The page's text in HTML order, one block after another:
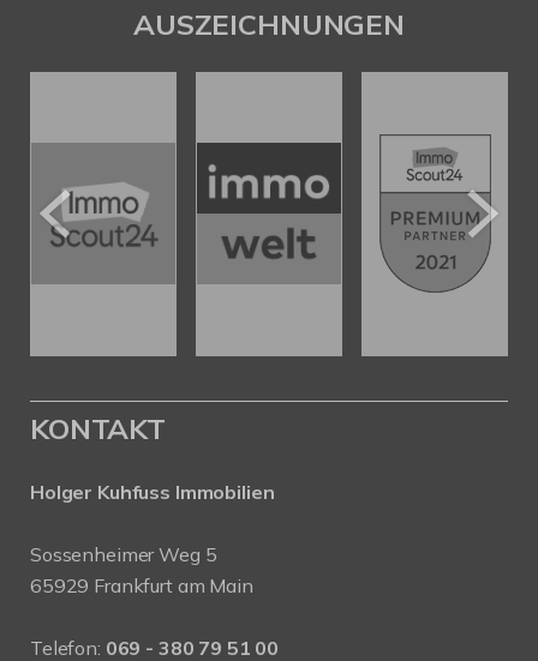
AUSZEICHNUNGEN
KONTAKT
Holger Kuhfuss Immobilien
Sossenheimer Weg 5
65929 Frankfurt am Main
Telefon: 069 - 380 79 51 00